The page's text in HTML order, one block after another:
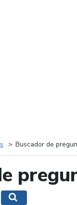
Buscador de
Mostrar opciones de